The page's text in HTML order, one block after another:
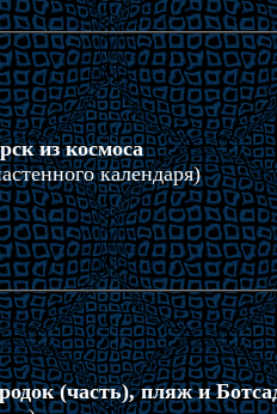
из космоса
календаря)
(часть), пляж и